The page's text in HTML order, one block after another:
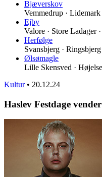
Bjæverskov
Vemmedrup ·
Ejby
Valore · Store Ladager
Herfølge
Svansbjerg ·
Ølsømagle
Lille Skensved ·
Kultur • 20.12.24
Haslev Festdage